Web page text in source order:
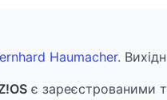
Haumacher.
є зареєстрованими